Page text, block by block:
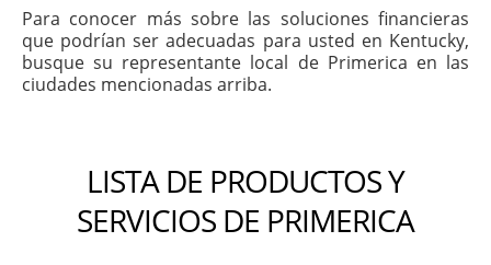
Para conocer más sobre las soluciones financieras
que podrían ser adecuadas para usted en Kentucky,
busque su representante local de Primerica en las
ciudades mencionadas arriba.
LISTA DE PRODUCTOS Y
SERVICIOS DE PRIMERICA